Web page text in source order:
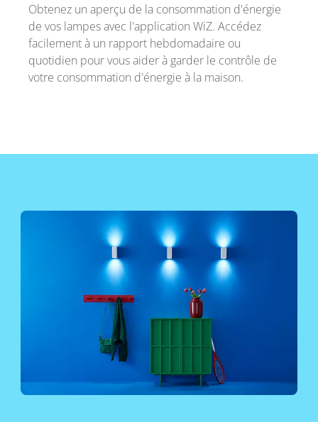
Obtenez un aperçu de la consommation d'énergie
de vos lampes avec l'application WiZ. Accédez
facilement à un rapport hebdomadaire ou
quotidien pour vous aider à garder le contrôle de
votre consommation d'énergie à la maison.